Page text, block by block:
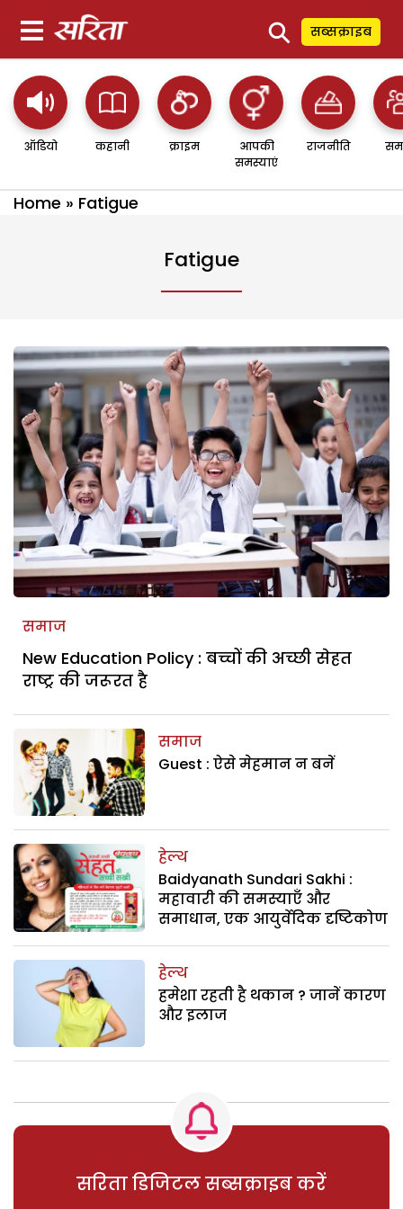
⚲ सब्सक्राइब
ऑडियो कहानी क्राइम
आपकी
समस्याएं
राजनीति
Home » Fatigue
Fatigue
समाज
New Education Policy : बच्चों की अच्छी सेहत
राष्ट्र की जरूरत है
समाज
Guest : ऐसे मेहमान न बनें
हेल्थ
Baidyanath Sundari Sakhi :
महावारी की समस्याएँ और
समाधान, एक आयुर्वेदिक दृष्टिकोण
हेल्थ
हमेशा रहती है थकान ? जानें कारण
और इलाज
सरिता डिजिटल सब्सक्राइब करें